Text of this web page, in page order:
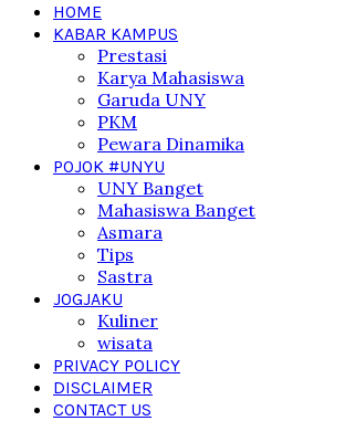
HOME
KABAR KAMPUS
Prestasi
Karya Mahasiswa
Garuda UNY
PKM
Pewara Dinamika
POJOK #UNYU
UNY Banget
Mahasiswa Banget
Asmara
Tips
Sastra
JOGJAKU
Kuliner
wisata
PRIVACY POLICY
DISCLAIMER
CONTACT US